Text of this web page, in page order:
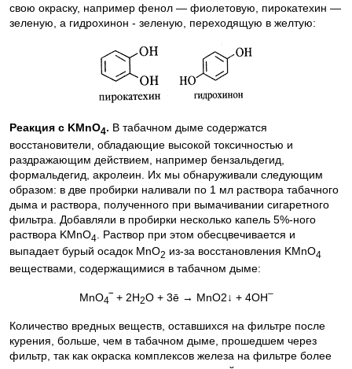
свою окраску, например фенол — фиолетовую, пирокатехин —
зеленую, а гидрохинон - зеленую, переходящую в желтую:
Реакция с KMnO4. В табачном дыме содержатся
восстановители, обладающие высокой токсичностью и
раздражающим действием, например бензальдегид,
формальдегид, акролеин. Их мы обнаруживали следующим
образом: в две пробирки наливали по 1 мл раствора табачного
дыма и раствора, полученного при вымачивании сигаретного
фильтра. Добавляли в пробирки несколько капель 5%-ного
раствора KMnO4
. Раствор при этом обесцвечивается и
выпадает бурый осадок MnO2 из-за восстановления KMnO4
веществами, содержащимися в табачном дыме:
MnO4‾ + 2H2O + 3ē → MnO2↓ + 4OH–
Количество вредных веществ, оставшихся на фильтре после
курения, больше, чем в табачном дыме, прошедшем через
фильтр, так как окраска комплексов железа на фильтре более